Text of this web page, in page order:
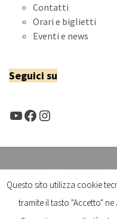
Contatti
Orari e biglietti
Eventi e news
Seguici su
YouTube
Facebook
Instagram
Sistema Museale
Chiesa della Maddalena -
Questo sito utilizza cookie
tramite il tasto "Accetto" ne